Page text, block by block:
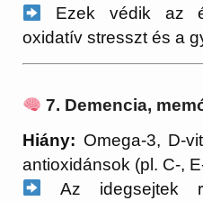
Ezek védik az
oxidatív stresszt és a
7. Demencia,
Hiány: Omega-3, D-
antioxidánsok (pl. C-,
Az idegsejtek